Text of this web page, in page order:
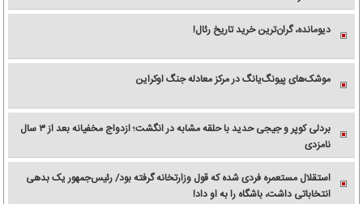
دیومانده، گران‌ترین خرید تاریخ رئال!
موشک‌های پیونگ‌یانگ در مرکز معادله جنگ اوکراین
بردلی کوپر و جیجی حدید با حلقه‌ مشابه در انگشت؛ ازدواج مخفیانه بعد از ۳ سال
نامزدی
استقلال مستعمره فردی شده که قول وزارتخانه گرفته بود/ رئیس‌جمهور یک بدهی
انتخاباتی داشت، باشگاه را به او داد!